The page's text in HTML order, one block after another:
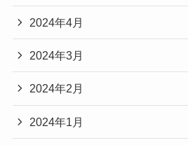
2024年4月
2024年3月
2024年2月
2024年1月